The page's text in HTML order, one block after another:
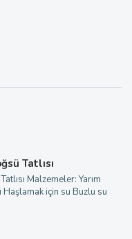
Tatlısı
Malzemeler: Yarım
için su Buzlu su